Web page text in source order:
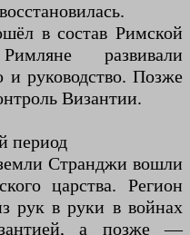
в состав Римской
развивали
и руководство. Позже
Византии.
период
Странджи вошли
царства. Регион
рук в руки в войнах
а позже —